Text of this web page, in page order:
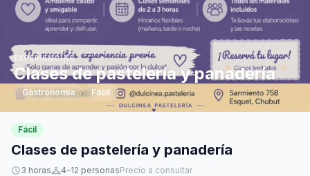
EXPERIENCIAS
Clases de pastelería y panadería
Gastronomía Fácil
Fácil
Clases de pastelería y panadería
3 horas 4–12 personasPrecio a consultar